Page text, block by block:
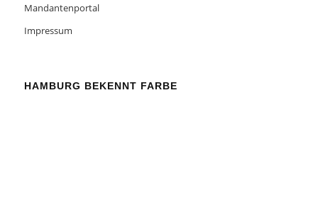
Mandantenportal
Impressum
HAMBURG BEKENNT FARBE